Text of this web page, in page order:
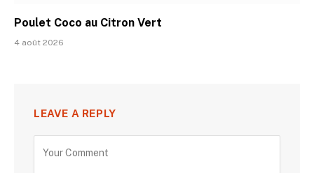
Poulet Coco au Citron Vert
4 août 2026
LEAVE A REPLY